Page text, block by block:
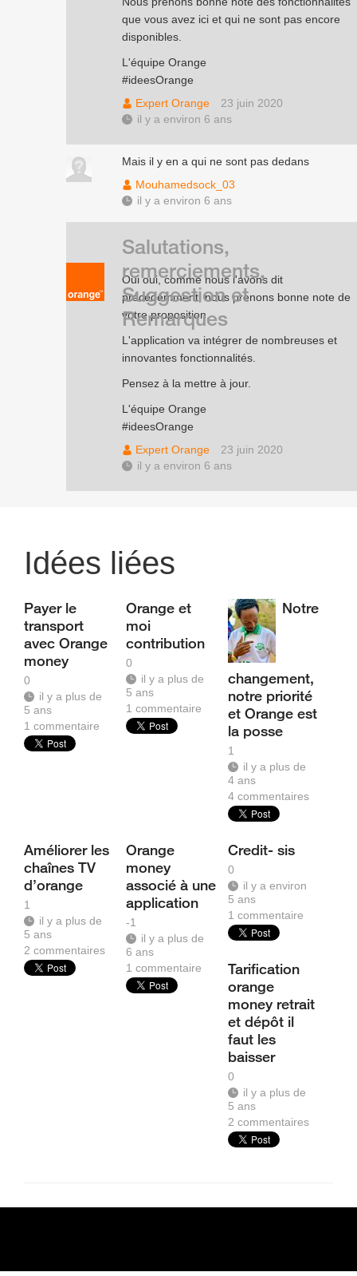
que vous avez ici et qui ne sont pas encore
disponibles.
L'équipe Orange
#ideesOrange
Expert Orange
23 juin 2020
il y a environ 6 ans
Mais il y en a qui ne sont pas dedans
Mouhamedsock_03
il y a environ 6 ans
Oui oui, comme nous l'avons dit
précédemment, nous prenons bonne note de
votre proposition.
L'application va intégrer de nombreuses et
innovantes fonctionnalités.
Pensez à la mettre à jour.
L'équipe Orange
#ideesOrange
Expert Orange
23 juin 2020
il y a environ 6 ans
Salutations,
remerciements,
Suggestion et
Remarques
Idées liées
Payer le
transport
avec Orange
money
0
il y a plus de
5 ans
1 commentaire
Orange et
moi
contribution
0
il y a plus de
5 ans
1commentaire
Notre
changement,
notre priorité
et Orange est
la posse
1
il y a plus de
4 ans
4commentaires
Améliorer les
chaînes TV
d’orange
1
il y a plus de
5 ans
2 commentaires
Orange
money
associé à une
application
-1
il y a plus de
6 ans
1commentaire
Credit- sis
0
il y a environ
5 ans
1commentaire
Tarification
orange
money retrait
et dépôt il
faut les
baisser
0
il y a plus de
5 ans
2commentaires